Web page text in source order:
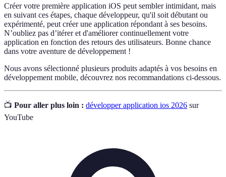
Créer votre première application iOS peut sembler intimidant, mais
en suivant ces étapes, chaque développeur, qu'il soit débutant ou
expérimenté, peut créer une application répondant à ses besoins.
N’oubliez pas d’itérer et d'améliorer continuellement votre
application en fonction des retours des utilisateurs. Bonne chance
dans votre aventure de développement !
Nous avons sélectionné plusieurs produits adaptés à vos besoins en
développement mobile, découvrez nos recommandations ci-dessous.
📺 Pour aller plus loin : développer application ios 2026 sur
YouTube